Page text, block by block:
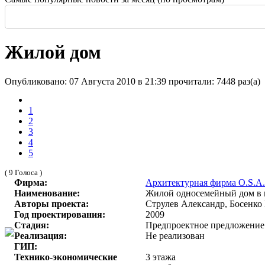
Жилой дом
Опубликовано: 07 Августа 2010 в 21:39 прочитали: 7448 раз(а)
1
2
3
4
5
( 9 Голоса )
Фирма:
Архитектурная фирма O.S.A.
Наименование:
Жилой односемейный дом в
Авторы проекта:
Струлев Александр,
Год проектирования:
2009
Стадия:
Предпроектное предложение
Реализация:
Не реализован
ГИП:
Технико-экономические
3 этажа